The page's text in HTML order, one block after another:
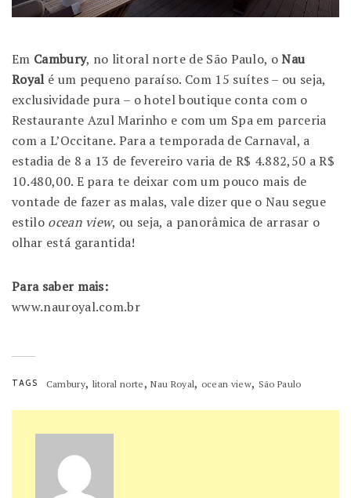
Em Cambury, no litoral norte de São Paulo, oNau
Royalé um pequeno paraíso. Com 15 suítes – ou seja,
exclusividade pura – o hotel boutique conta com o
Restaurante Azul Marinho e com um Spa em parceria
com a L’Occitane. Para a temporada de Carnaval, a
estadia de 8 a 13 de fevereiro varia de R$ 4.882,50 a R$
10.480,00. E para te deixar com um pouco mais de
vontade de fazer as malas, vale dizer que o Nau segue
estilo ocean view, ou seja, a panorâmica de arrasar o
olhar está garantida!
Para saber mais:
www.nauroyal.com.br
TAGS Cambury, litoral norte,Nau Royal, ocean view, São Paulo